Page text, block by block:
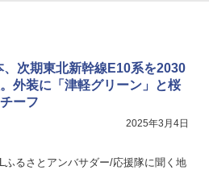
ンパクト 簡単設営 カンガルーテント
ンプ ソロテント
ー LED ランタン Type-C 充電式 ソー
タン IP65防水 キャンプ用品 防災グ
類のライトモード 防災 吊り下げ 折
キャンプソーラーライト防災 停電
超高輝度 日本語取扱説明書付き
次期東北新幹線E10系を2030
外装に「津軽グリーン」と桜
ーフ
2025年3月4日
ふるさとアンバサダー/応援隊に聞く地